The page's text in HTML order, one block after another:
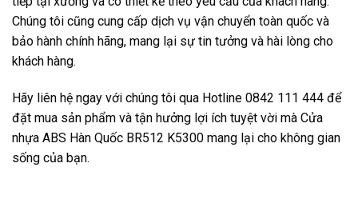
Chúng tôi cũng cung cấp dịch vụ vận chuyển toàn quốc và
bảo hành chính hãng, mang lại sự tin tưởng và hài lòng cho
khách hàng.
Hãy liên hệ ngay với chúng tôi qua Hotline 0842 111 444 để
đặt mua sản phẩm và tận hưởng lợi ích tuyệt vời mà Cửa
nhựa ABS Hàn Quốc BR512 K5300 mang lại cho không gian
sống của bạn.